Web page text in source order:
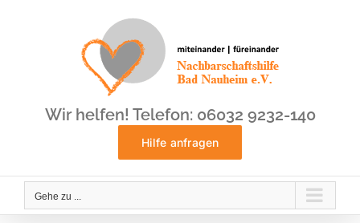
Wir helfen! Telefon: 06032 9232-140
Hilfe anfragen
Gehe zu ...